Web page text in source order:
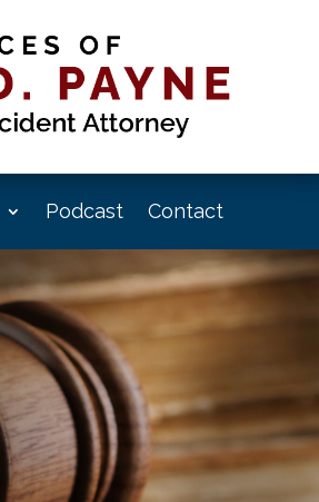
Podcast Contact